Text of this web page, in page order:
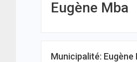
Eugène Mba
Municipalité: Eugène